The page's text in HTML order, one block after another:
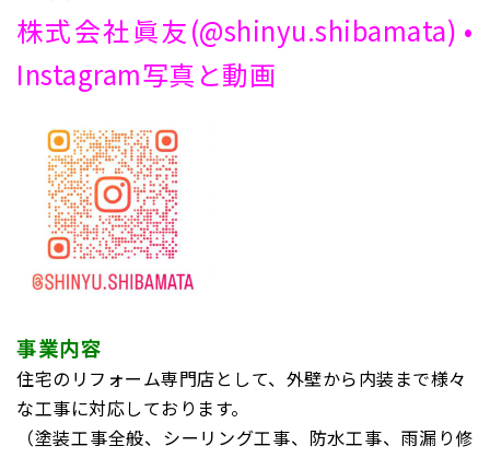
株式会社眞友(@shinyu.shibamata) •
Instagram写真と動画
事業内容
住宅のリフォーム専門店として、外壁から内装まで様々
な工事に対応しております。
（塗装工事全般、シーリング工事、防水工事、雨漏り修